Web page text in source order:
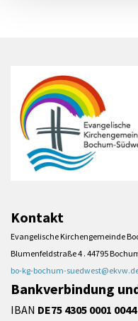
Kontakt
Evangelische Kirchengemeinde
Blumenfeldstraße 4 . 44795
bo-kg-bochum-
Bankverbindung
IBAN DE75 4305 0001